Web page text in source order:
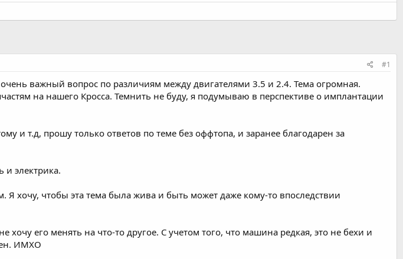
#1
важный вопрос по различиям между двигателями 3.5 и 2.4. Тема огромная.
на нашего Кросса. Темнить не буду, я подумываю в перспективе о имплантации
и т.д, прошу только ответов по теме без оффтопа, и заранее благодарен за
и электрика.
Я хочу, чтобы эта тема была жива и быть может даже кому-то впоследствии
его менять на что-то другое. С учетом того, что машина редкая, это не бехи и
ИМХО